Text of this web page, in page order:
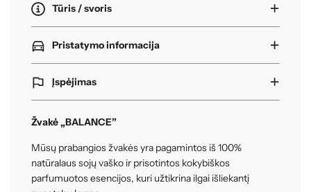
.
Tūris / svoris
Pristatymo informacija
Įspėjimas
Žvakė „BALANCE”
Mūsų prabangios žvakės yra pagamintos iš 100%
natūralaus sojų vaško ir prisotintos kokybiškos
parfumuotos esencijos, kuri užtikrina ilgai išliekantį